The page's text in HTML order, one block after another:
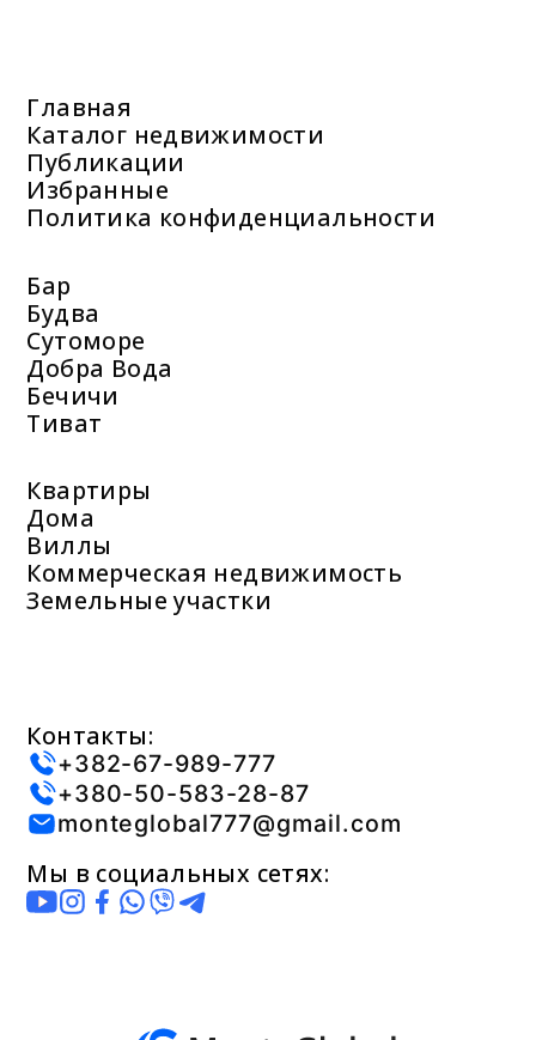
Главная
Каталог недвижимости
Публикации
Избранные
Политика конфиденциальности
Бар
Будва
Сутоморе
Добра Вода
Бечичи
Тиват
Квартиры
Дома
Виллы
Коммерческая недвижимость
Земельные участки
Контакты:
+382-67-989-777
+380-50-583-28-87
monteglobal777@gmail.com
Мы в социальных сетях: